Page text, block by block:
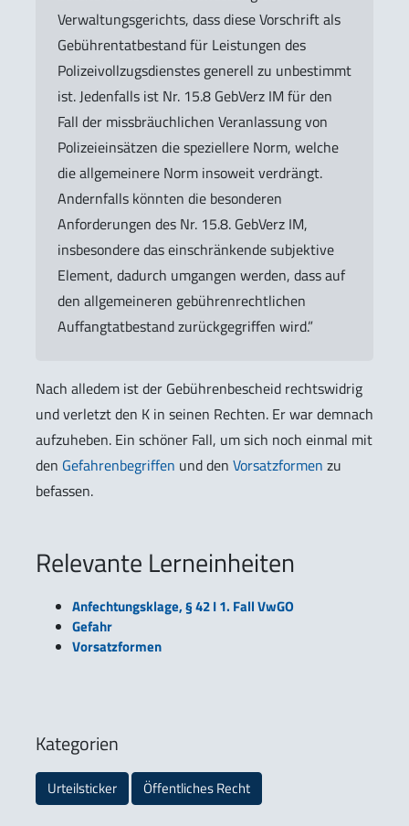
Verwaltungsgerichts, dass diese Vorschrift als
Gebührentatbestand für Leistungen des
Polizeivollzugsdienstes generell zu unbestimmt
ist. Jedenfalls ist Nr. 15.8 GebVerz IM für den
Fall der missbräuchlichen Veranlassung von
Polizeieinsätzen die speziellere Norm, welche
die allgemeinere Norm insoweit verdrängt.
Andernfalls könnten die besonderen
Anforderungen des Nr. 15.8. GebVerz IM,
insbesondere das einschränkende subjektive
Element, dadurch umgangen werden, dass auf
den allgemeineren gebührenrechtlichen
Auffangtatbestand zurückgegriffen wird.”
Nach alledem ist der Gebührenbescheid rechtswidrig
und verletzt den K in seinen Rechten. Er war demnach
aufzuheben. Ein schöner Fall, um sich noch einmal mit
den Gefahrenbegriffen und den Vorsatzformen zu
befassen.
Relevante Lerneinheiten
Anfechtungsklage, § 42 I 1. Fall VwGO
Gefahr
Vorsatzformen
Kategorien
Urteilsticker Öffentliches Recht